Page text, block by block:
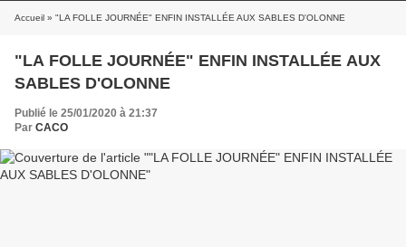
Accueil » "LA FOLLE JOURNÉE" ENFIN INSTALLÉE AUX SABLES D'OLONNE
"LA FOLLE JOURNÉE" ENFIN INSTALLÉE AUX
SABLES D'OLONNE
Publié le 25/01/2020 à 21:37
Par CACO